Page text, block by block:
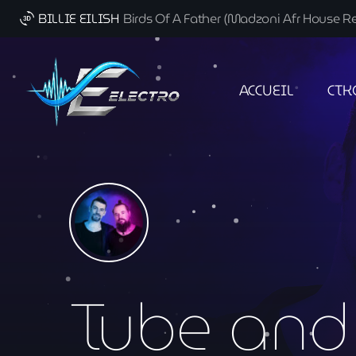
3d_rotation BILLIE EILISH Birds Of A Father (Madzoni Afr House
ACCUEIL
Tube